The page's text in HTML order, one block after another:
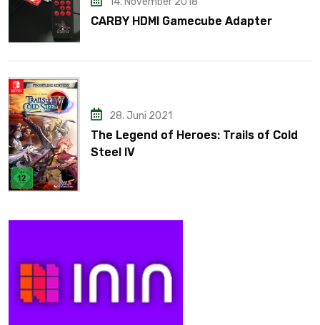
CARBY HDMI Gamecube Adapter
28. Juni 2021
The Legend of Heroes: Trails of Cold
Steel IV